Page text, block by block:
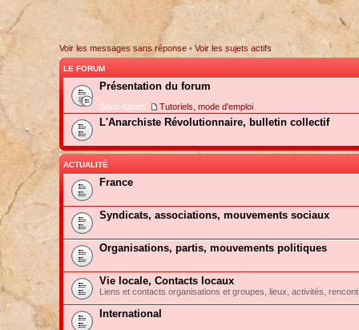
Voir les messages sans réponse• Voir les sujets actifs
LE FORUM
Présentation du forum
Sous-forum: Tutoriels, mode d'emploi
L'Anarchiste Révolutionnaire, bulletin collectif
ACTUALITÉ
France
Syndicats, associations, mouvements sociaux
Organisations, partis, mouvements politiques
Vie locale, Contacts locaux
Liens et contacts organisations et groupes, lieux, activités,
International